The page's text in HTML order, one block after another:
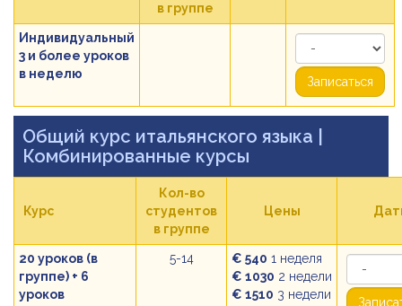
в группе
Индивидуальный
3 и более уроков
в неделю
Записаться
Общий курс итальянского языка
Комбинированные курсы
Курс
Кол-во
студентов
в группе
Цены
20 уроков (в
группе) + 6
уроков
5-14 € 540 1 неделя
€ 1030 2 недели
€ 1510 3 недели